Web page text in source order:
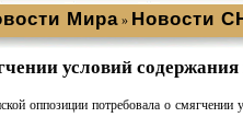
Мира » Новости
условий
оппозиции потребовала о смягчении